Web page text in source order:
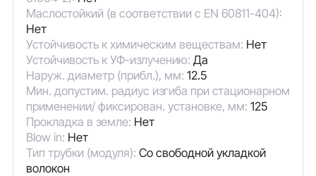
Маслостойкий (в соответствии с EN 60811-404):
Нет
Устойчивость к химическим веществам: Нет
Устойчивость к УФ-излучению: Да
Наруж. диаметр (прибл.), мм: 12.5
Мин. допустим. радиус изгиба при стационарном
применении/ фиксирован. установке, мм: 125
Прокладка в земле: Нет
Blow in: Нет
Тип трубки (модуля): Со свободной укладкой
волокон